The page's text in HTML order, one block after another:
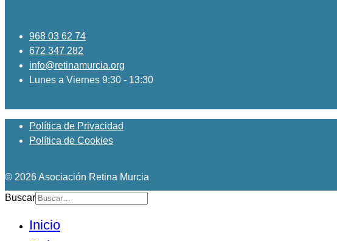
968 03 62 74
672 347 282
info@retinamurcia.org
Lunes a Viernes 9:30 - 13:30
Política de Privacidad
Política de Cookies
© 2026 Asociación Retina Murcia
Buscar
Inicio